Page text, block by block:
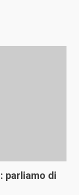
parliamo di